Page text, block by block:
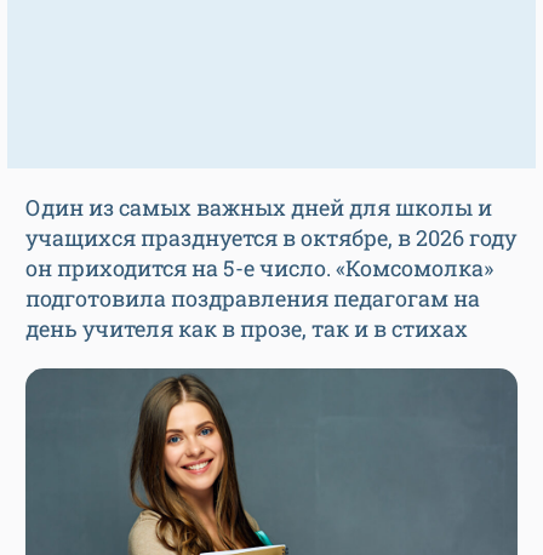
Один из самых важных дней для школы и
учащихся празднуется в октябре, в 2026 году
он приходится на 5-е число. «Комсомолка»
подготовила поздравления педагогам на
день учителя как в прозе, так и в стихах